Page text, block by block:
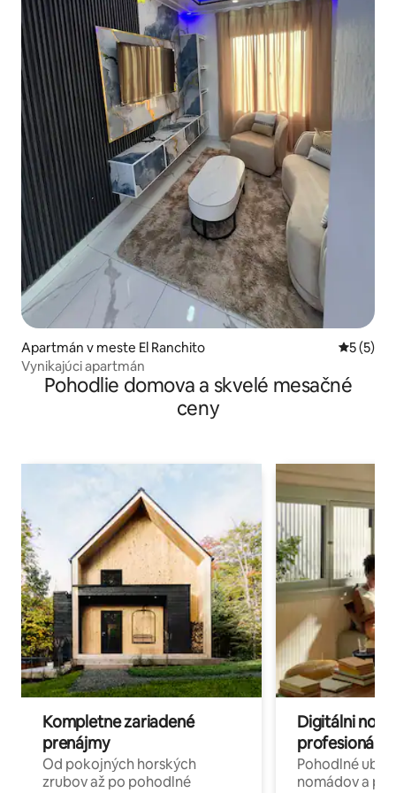
Apartmán v meste El Ranchito
5 (5)
Vynikajúci apartmán
Pohodlie domova a skvelé mesačné
ceny
Kompletne zariadené
prenájmy
Od pokojných horských
zrubov až po pohodlné
Digitálni
profesionáli
Pohodlné
nomádov a